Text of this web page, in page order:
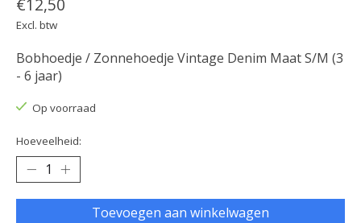
Excl. btw
Bobhoedje / Zonnehoedje Vintage Denim Maat S/M (3
- 6 jaar)
Op voorraad
Hoeveelheid:
Toevoegen aan winkelwagen